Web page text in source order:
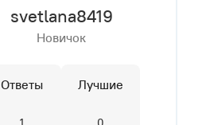
svetlana8419
Новичок
Ответы Лучшие